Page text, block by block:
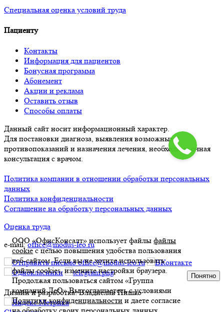
Специальная оценка условий труда
Пациенту
Контакты
Информация для пациентов
Бонусная программа
Абонемент
Акции и реклама
Оставить отзыв
Способы оплаты
Данный сайт носит информационный характер.
Для постановки диагноза, выявления возможных
противопоказаний и назначения лечения, необходима очная
консультация с врачом.
Политика компании в отношении обработки персональных
данных
Политика конфиденциальности
Соглашение на обработку персональных данных
Оценка труда
e-mail:office@modus-leo.ru
Дизайн и разработка: Владислав Пишко
ООО «ОфисКонсалт» использует файлыфайлы
cookieс целью повышения удобства пользования
веб-сайтом. Если вы не хотите использовать
файлы cookies, измените настройки браузера.
Продолжая пользоваться сайтом «Группа
компаний ЛеО» Вы соглашаетесь с условиями
Политики конфиденциальности и даете согласие
Понятно